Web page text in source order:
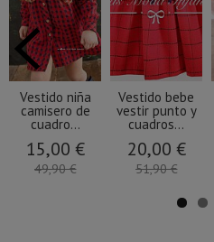
Vestido niña
camisero de
cuadro...
15,00 €
49,90 €
Vestido bebe
vestir punto y
cuadros...
20,00 €
51,90 €